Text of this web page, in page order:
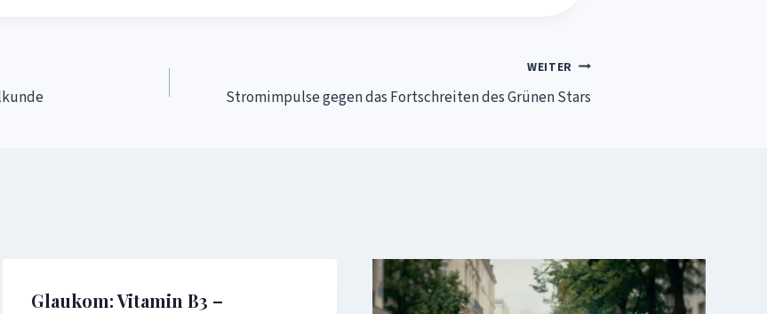
WEITER
Stromimpulse gegen das Fortschreiten des Grünen Stars
Glaukom: Vitamin B3 –